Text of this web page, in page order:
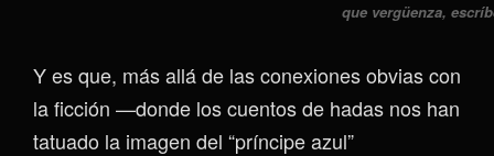
que vergüenza,
Y es que, más allá de las conexiones obvias con
la ficción —donde los cuentos de hadas nos han
tatuado la imagen del “príncipe azul”